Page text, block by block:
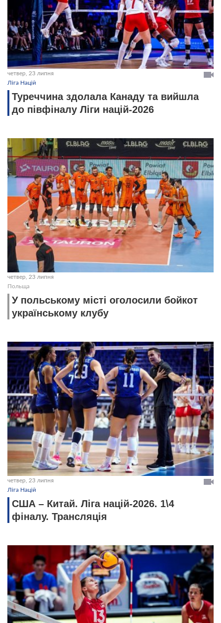
четвер, 23 липня
Ліга Націй
Туреччина здолала Канаду та вийшла
до півфіналу Ліги націй-2026
четвер, 23 липня
Польща
У польському місті оголосили бойкот
українському клубу
четвер, 23 липня
Ліга Націй
США – Китай. Ліга націй-2026. 1\4
фіналу. Трансляція